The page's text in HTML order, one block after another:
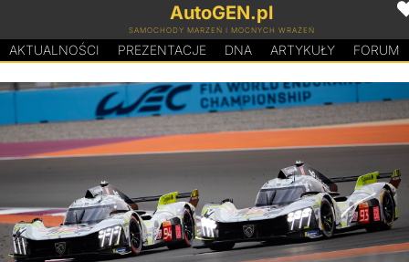
AutoGEN.pl
SAMOCHODY MARZEŃ I MOCNYCH WRAŻEŃ
AKTUALNOŚCI PREZENTACJE DNA ARTYKUŁY FORUM